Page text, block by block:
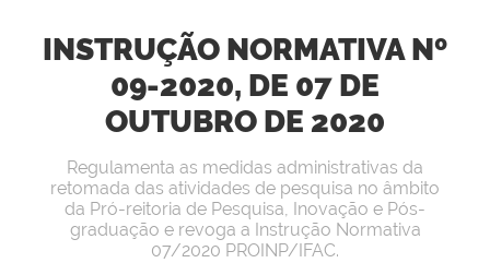
INSTRUÇÃO NORMATIVA Nº
09-2020, DE 07 DE
OUTUBRO DE 2020
Regulamenta as medidas administrativas da
retomada das atividades de pesquisa no âmbito
da Pró-reitoria de Pesquisa, Inovação e Pós-
graduação e revoga a Instrução Normativa
07/2020 PROINP/IFAC.